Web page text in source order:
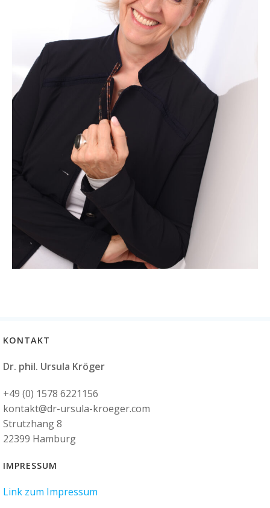
KONTAKT
Dr. phil. Ursula Kröger
+49 (0) 1578 6221156
kontakt@dr-ursula-kroeger.com
Strutzhang 8
22399 Hamburg
IMPRESSUM
Link zum Impressum